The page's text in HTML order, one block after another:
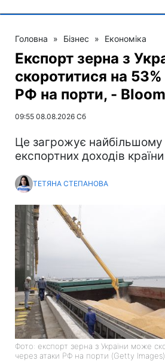
Головна » Бізнес » Економіка
Експорт зерна з
скоротитися на
РФ на порти, -
09:55 08.08.2026 Сб
Це загрожує
експортних доходів країни
ТЕТЯНА СТЕПАНОВА
Фото: експорт зерна з України може
через атаки РФ на порти (Getty Images)